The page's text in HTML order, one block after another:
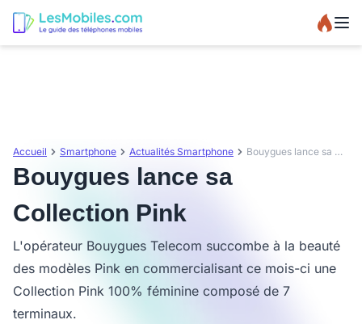
Accueil Smartphone Actualités Smartphone Bouygues lance sa Collection Pink
Bouygues lance sa
Collection Pink
L'opérateur Bouygues Telecom succombe à la beauté
des modèles Pink en commercialisant ce mois-ci une
Collection Pink 100% féminine composé de 7
terminaux.